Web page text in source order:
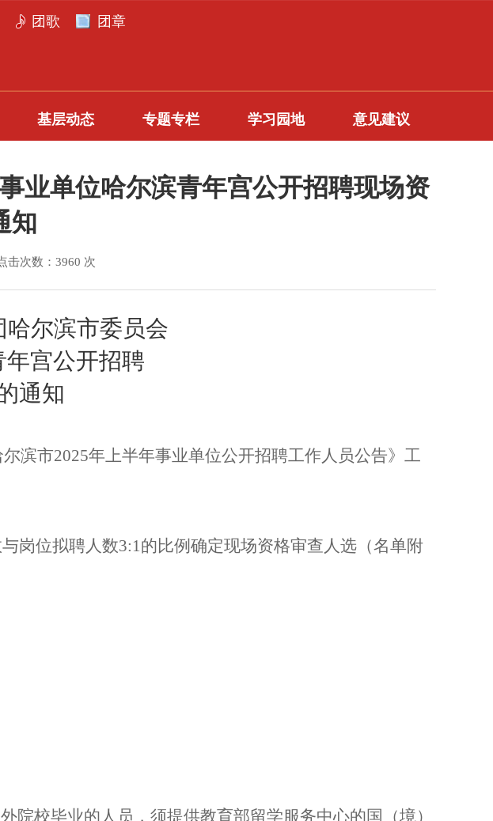
团歌 团章
基层动态 专题专栏 学习园地 意见建议
业单位哈尔滨青年宫公开招聘现场资
知
击次数：3960 次
尔滨市委员会
宫公开招聘
通知
尔滨市2025年上半年事业单位公开招聘工作人员公告》工
岗位拟聘人数3:1的比例确定现场资格审查人选（名单附
校毕业的人员，须提供教育部留学服务中心的国（境）